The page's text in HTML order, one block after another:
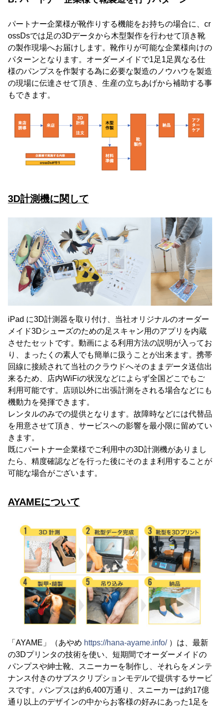
パートナー企業様が靴作りする機能をお持ちの場合に、cr
ossDsでは足の3Dデータから木型製作を行わせて頂き靴
の製作現場へお届けします。靴作りが可能な企業様向けの
パターンとなります。オーダーメイドで1足1足異なる仕
様のパンプスを作製する為に必要な製造のノウハウを製造
の現場に伝達させて頂き、生産の立ちあげから補助する事
もできます。
3D計測機に関して
iPad に3D計測器を取り付け、当社オリジナルのオーダー
メイド3Dシューズのための足スキャン用のアプリを内蔵
させたセットです。動画による利用方法の説明が入ってお
り、まったくの素人でも簡単に扱うことが出来ます。携帯
回線に接続されて当社のクラウドへそのままデータ送信出
来るため、店内WiFiの状況などによらず全国どこでもご
利用可能です。店頭以外に出張計測をされる場合などにも
機動力を発揮できます。
レンタルのみでの提供となります。故障時などには代替品
を用意させて頂き、サービスへの影響を最小限に留めてい
きます。
既にパートナー企業様でご利用中の3D計測機がありまし
たら、精度確認などを行った後にそのまま利用することが
可能な場合がございます。
AYAMEについて
「AYAME」（あやめ https://hana-ayame.info/ ）は、最新
の3Dプリンタの技術を使い、短期間でオーダーメイドの
パンプスや紳士靴、スニーカーを制作し、それらをメンテ
ナンス付きのサブスクリプションモデルで提供するサービ
スです。パンプスは約6,400万通り、スニーカーは約17億
通り以上のデザインの中からお客様の好みにあった1足を